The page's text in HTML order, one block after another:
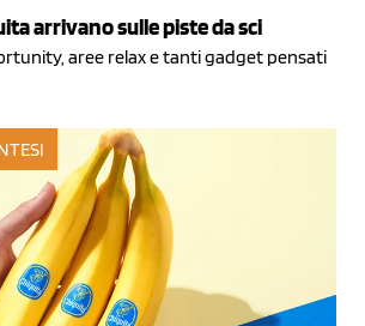
arrivano sulle piste da sci
aree relax e tanti gadget pensati